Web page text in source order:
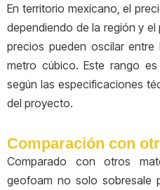
En territorio mexicano, el
dependiendo de la región y
precios pueden oscilar
metro cúbico. Este rango
según las especificaciones
del proyecto.
Comparación con
Comparado con otros
geofoam no solo sobresale